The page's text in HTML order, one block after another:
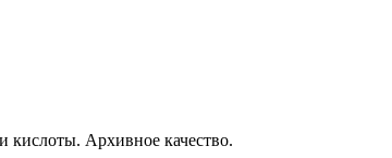
кислоты. Архивное качество.